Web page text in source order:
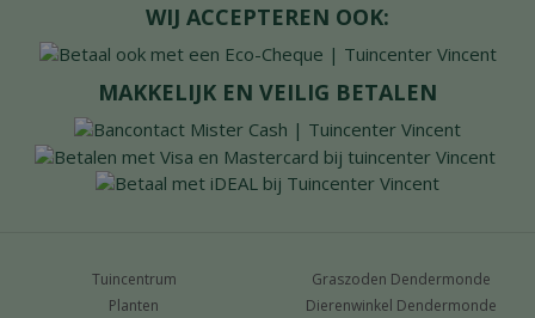
WIJ ACCEPTEREN OOK:
MAKKELIJK EN VEILIG BETALEN
Tuincentrum
Planten
Graszoden Dendermonde
Dierenwinkel Dendermonde